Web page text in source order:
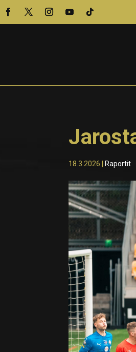
18.3.2026 Raportit